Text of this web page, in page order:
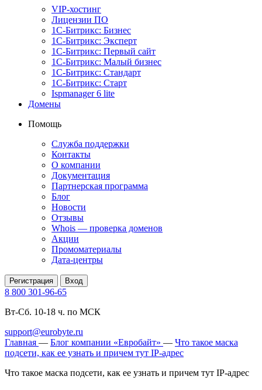
VIP-хостинг
Лицензии ПО
1С-Битрикс: Бизнес
1С-Битрикс: Эксперт
1С-Битрикс: Первый сайт
1С-Битрикс: Малый бизнес
1С-Битрикс: Стандарт
1С-Битрикс: Старт
Ispmanager 6 lite
Домены
Помощь
Служба поддержки
Контакты
О компании
Документация
Партнерская программа
Блог
Новости
Отзывы
Whois — проверка доменов
Акции
Промоматериалы
Дата-центры
Регистрация Вход
8 800 301-96-65
Вт-Сб. 10-18 ч. по МСК
support@eurobyte.ru
Главная — Блог компании «Евробайт» — Что такое маска
подсети, как ее узнать и причем тут IP-адрес
Что такое маска подсети, как ее узнать и причем тут IP-адрес